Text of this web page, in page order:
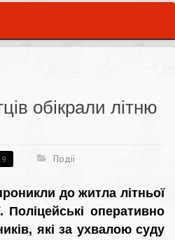
обікрали літню
Події
до житла літньої
Поліцейські оперативно
які за ухвалою суду